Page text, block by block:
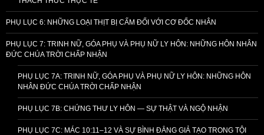
PHỤ LỤC 6: NHỮNG LOẠI THỊT BỊ CẤM ĐỐI VỚI CƠ ĐỐC NHÂN
PHỤ LỤC 7: TRINH NỮ, GÓA PHỤ VÀ PHỤ NỮ LY HÔN: NHỮNG HÔN NHÂN
ĐỨC CHÚA TRỜI CHẤP NHẬN
PHỤ LỤC 7A: TRINH NỮ, GÓA PHỤ VÀ PHỤ NỮ LY HÔN: NHỮNG HÔN
NHÂN ĐỨC CHÚA TRỜI CHẤP NHẬN
PHỤ LỤC 7B: CHỨNG THƯ LY HÔN — SỰ THẬT VÀ NGỘ NHẬN
PHỤ LỤC 7C: MÁC 10:11–12 VÀ SỰ BÌNH ĐẲNG GIẢ TẠO TRONG TỘI